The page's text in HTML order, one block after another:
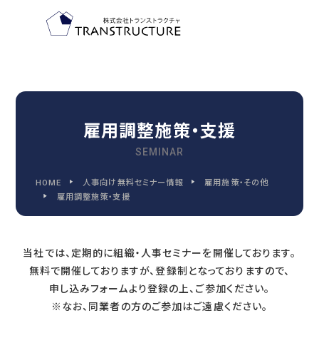
TOP-PAGE
FEATURE
トランストラクチャの特徴
2030
2030年代までに変わる
人事管理の9つの領域
雇用調整施策・支援
SEMINAR
HOME 人事向け無料セミナー情報
雇用施策・その他
雇用調整施策・支援
当社では、定期的に組織・人事セミナーを開催しております。
無料で開催しておりますが、登録制となっておりますので、
申し込みフォームより登録の上、ご参加ください。
※なお、同業者の方のご参加はご遠慮ください。